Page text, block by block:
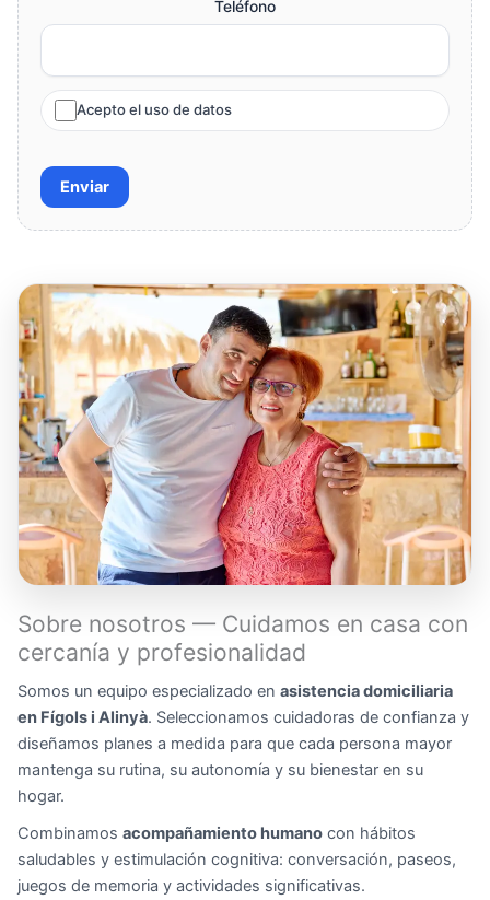
Teléfono
Acepto el uso de datos
Enviar
Sobre nosotros — Cuidamos en casa con
cercanía y profesionalidad
Somos un equipo especializado en asistencia domiciliaria
en Fígols i Alinyà. Seleccionamos cuidadoras de confianza y
diseñamos planes a medida para que cada persona mayor
mantenga su rutina, su autonomía y su bienestar en su
hogar.
Combinamos acompañamiento humano con hábitos
saludables y estimulación cognitiva: conversación, paseos,
juegos de memoria y actividades significativas.